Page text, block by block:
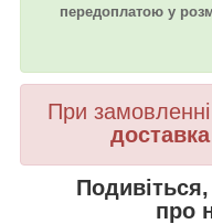
передоплатою у
При
про